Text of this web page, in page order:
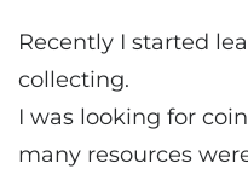
Recently I started
collecting.
I was looking for
many resources